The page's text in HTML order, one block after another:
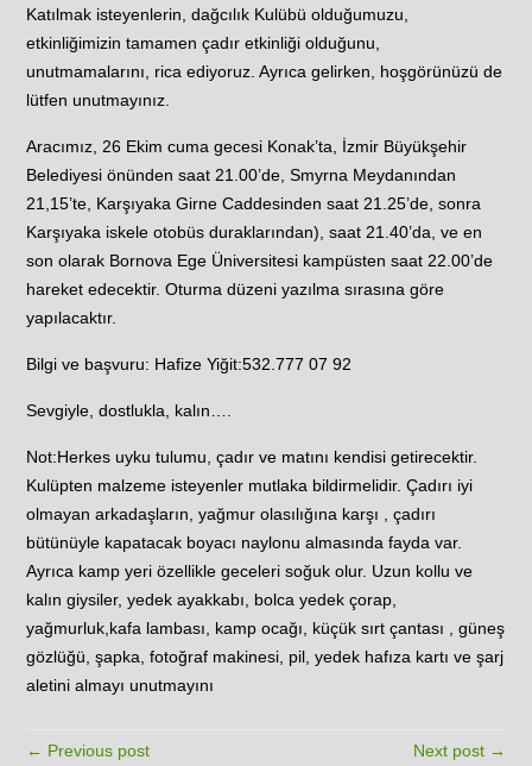
Katılmak isteyenlerin, dağcılık Kulübü olduğumuzu,
etkinliğimizin tamamen çadır etkinliği olduğunu,
unutmamalarını, rica ediyoruz. Ayrıca gelirken, hoşgörünüzü de
lütfen unutmayınız.
Aracımız, 26 Ekim cuma gecesi Konak’ta, İzmir Büyükşehir
Belediyesi önünden saat 21.00’de, Smyrna Meydanından
21,15’te, Karşıyaka Girne Caddesinden saat 21.25’de, sonra
Karşıyaka iskele otobüs duraklarından), saat 21.40’da, ve en
son olarak Bornova Ege Üniversitesi kampüsten saat 22.00’de
hareket edecektir. Oturma düzeni yazılma sırasına göre
yapılacaktır.
Bilgi ve başvuru: Hafize Yiğit:532.777 07 92
Sevgiyle, dostlukla, kalın….
Not:Herkes uyku tulumu, çadır ve matını kendisi getirecektir.
Kulüpten malzeme isteyenler mutlaka bildirmelidir. Çadırı iyi
olmayan arkadaşların, yağmur olasılığına karşı , çadırı
bütünüyle kapatacak boyacı naylonu almasında fayda var.
Ayrıca kamp yeri özellikle geceleri soğuk olur. Uzun kollu ve
kalın giysiler, yedek ayakkabı, bolca yedek çorap,
yağmurluk,kafa lambası, kamp ocağı, küçük sırt çantası , güneş
gözlüğü, şapka, fotoğraf makinesi, pil, yedek hafıza kartı ve şarj
aletini almayı unutmayını
← Previous post Next post →